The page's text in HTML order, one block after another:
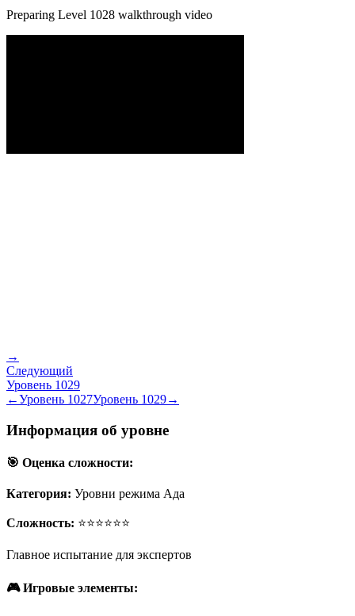
Preparing Level 1028 walkthrough video
→
Следующий
Уровень 1029
←Уровень 1027Уровень 1029→
Информация об уровне
🎯 Оценка сложности:
Категория: Уровни режима Ада
Сложность: ⭐⭐⭐⭐⭐⭐
Главное испытание для экспертов
🎮 Игровые элементы: